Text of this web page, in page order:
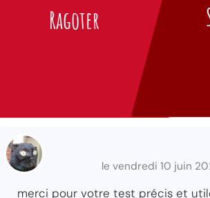
Ragoter
le vendredi 10 juin
merci pour votre test précis et